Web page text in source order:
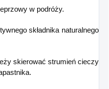
w podróży.
składnika naturalnego
skierować strumień cieczy